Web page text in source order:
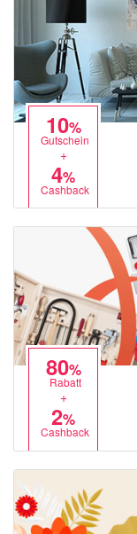
10%
Gutschein
+
4%
Cashback
80%
Rabatt
+
2%
Cashback